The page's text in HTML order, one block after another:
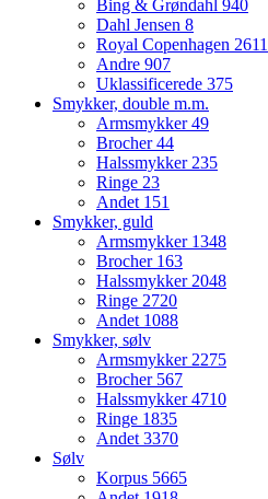
Bing & Grøndahl 940
Dahl Jensen 8
Royal Copenhagen 2611
Andre 907
Uklassificerede 375
Smykker, double m.m.
Armsmykker49
Brocher44
Halssmykker235
Ringe 23
Andet 151
Smykker, guld
Armsmykker 1348
Brocher 163
Halssmykker2048
Ringe 2720
Andet 1088
Smykker, sølv
Armsmykker2275
Brocher 567
Halssmykker4710
Ringe 1835
Andet3370
Sølv
Korpus 5665